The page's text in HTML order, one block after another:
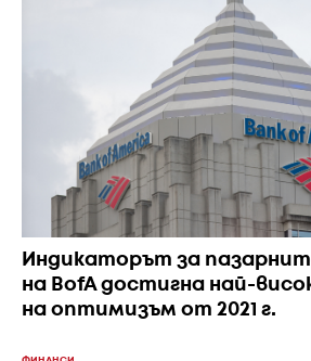
Индикаторът за
на BofA достигна най-
на оптимизъм от 2021 г.